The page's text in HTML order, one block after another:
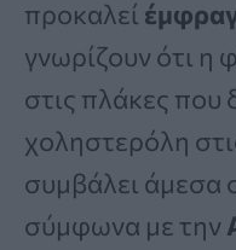
προκαλεί
γνωρίζουν ότι
στις πλάκες που
χοληστερόλη
συμβάλει άμεσα
σύμφωνα με την